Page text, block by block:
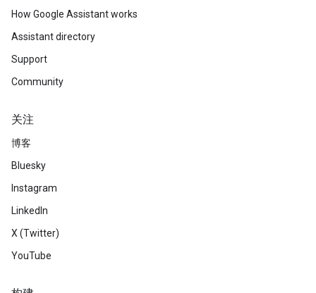
How Google Assistant works
Assistant directory
Support
Community
关注
博客
Bluesky
Instagram
LinkedIn
X (Twitter)
YouTube